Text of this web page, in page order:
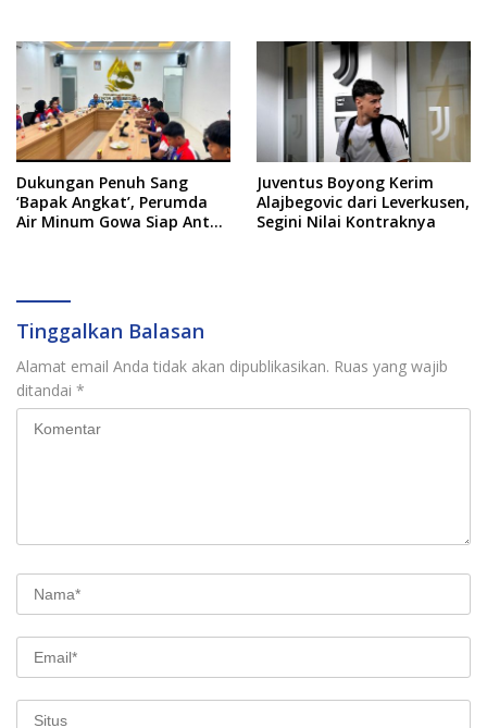
Dukungan Penuh Sang
‘Bapak Angkat’, Perumda
Air Minum Gowa Siap Antar
Juventus Boyong Kerim
Alajbegovic dari Leverkusen,
Segini Nilai Kontraknya
Tinggalkan Balasan
Alamat email Anda tidak akan dipublikasikan. Ruas yang wajib
ditandai *